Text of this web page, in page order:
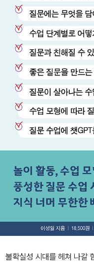
불확실성 시대를 헤쳐 나갈